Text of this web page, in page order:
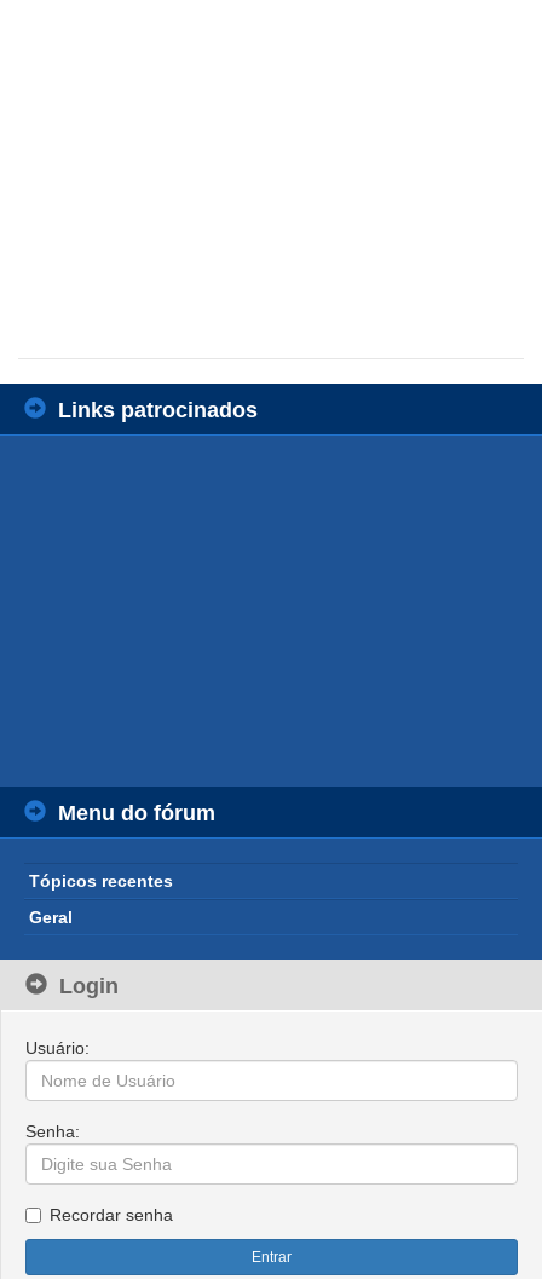
Links patrocinados
Menu do fórum
Tópicos recentes
Geral
Login
Usuário:
Senha:
Recordar senha